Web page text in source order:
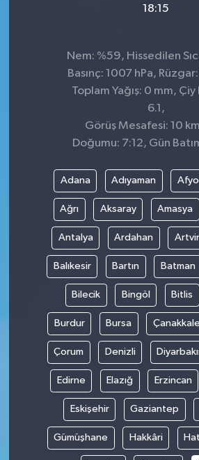
18:15
Nem: %59, Hissedilen
Basınç: 1007 hPa,
Toplam Yağış: 0 mm, Çiy
6.1,
Görüş Mesafesi: 10
Doğumu: 7:12, Gün
Adana Adıyaman
Ağrı Aksaray Amasya
Antalya Ardahan
Balıkesir Bartın Batman
Bilecik Bingöl Bitlis
Burdur Bursa Çanakkale
Çorum Denizli
Edirne Elazığ Erzincan
Eskişehir Gaziantep
Gümüşhane Hakkâri